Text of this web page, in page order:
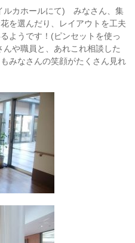
ルカホールにて) みなさん、集
を選んだり、レイアウトを工夫
ようです！(ピンセットを使っ
や職員と、あれこれ相談した
みなさんの笑顔がたくさん見れ